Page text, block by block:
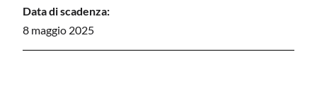
Data di scadenza:
8 maggio 2025